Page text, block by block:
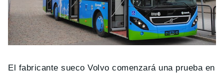
El fabricante sueco Volvo comenzará una prueba en